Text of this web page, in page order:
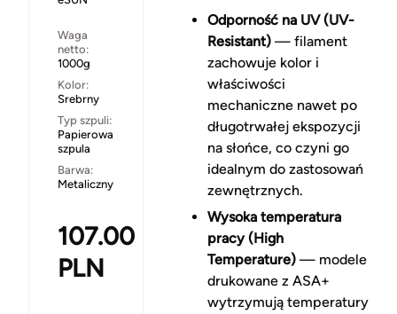
Waga
netto:
1000g
Kolor:
Srebrny
Typ szpuli:
Papierowa
szpula
Barwa:
Metaliczny
107.00
PLN
Odporność na UV (UV-
Resistant)— filament
zachowuje kolor i
właściwości
mechaniczne nawet po
długotrwałej ekspozycji
na słońce, co czyni go
idealnym do zastosowań
zewnętrznych.
Wysoka temperatura
pracy (High
Temperature)— modele
drukowane z ASA+
wytrzymują temperatury